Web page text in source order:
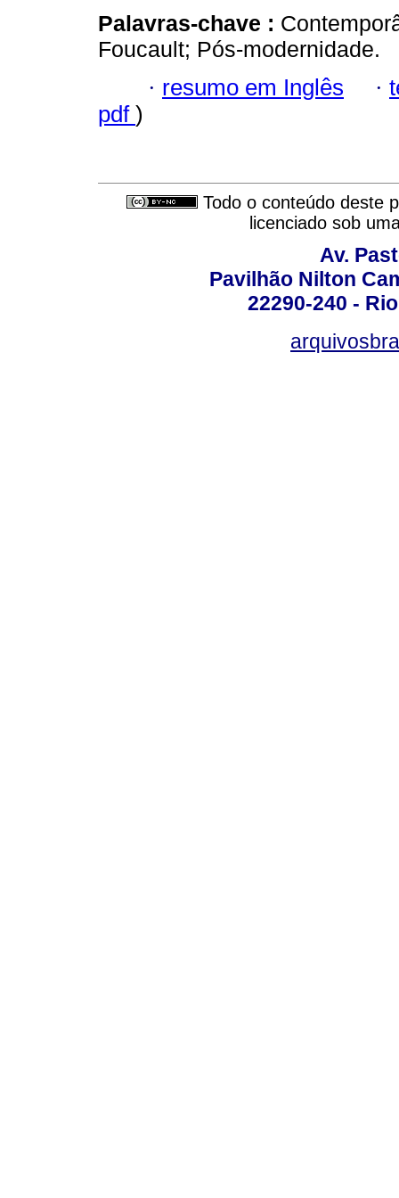
Palavras-chave :
Foucault; Pós-modernidade.
· resumo em Inglês ·
pdf )
Todo o conteúdo deste
licenciado sob
Av.
Pavilhão Nilton
22290-240 -